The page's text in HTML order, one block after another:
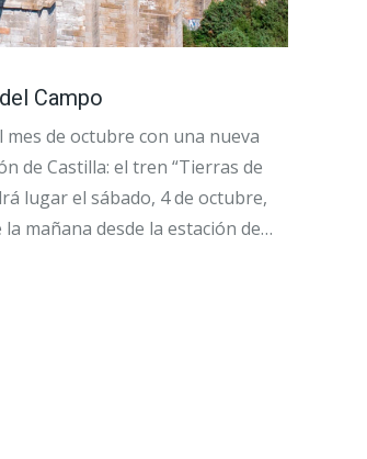
Campo
de octubre con una nueva
de Castilla: el tren “Tierras de
lugar el sábado, 4 de octubre,
mañana desde la estación de…